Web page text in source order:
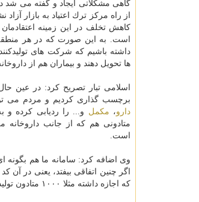
گاهی مشكلاتی ایجاد و گفته می شد
از راه مركز ترك اعتیاد به بازار
كاهش تخلف در این زمینه اعتقادمان
است. به این صورت كه در هر
داشته باشیم كه شركت های
ها تحویل دهند و بیماران هم از
اسلامی تبار تصریح كرد: در عین
برچسب گذاری كردیم و مردم می
دارو، مكمل و... را ردیابی كرده و
متادونی هم كه از جانب
است.
وی اضافه كرد: سامانه ما هم
اگر چنین اتفاقی بیفتد، یعنی در
كه اجازه داشته مثلا ۱۰۰۰ متادون تولید نماید و بر مبنای همان برچسب دریافت كرده، تعداد بیشتری تولید كرده و لیبل تكرار شده است.